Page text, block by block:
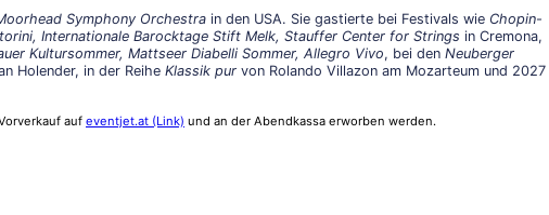
Symphony Orchestra in den USA. Sie gastierte bei Festivals wie Chopin-
Internationale Barocktage Stift Melk, Stauffer Center for Strings in Cremona,
Kultursommer, Mattseer Diabelli Sommer, Allegro Vivo, bei den Neuberger
Holender, in der Reihe Klassik pur von Rolando Villazon am Mozarteum und 2027
auf eventjet.at (Link) und an der Abendkassa erworben werden.